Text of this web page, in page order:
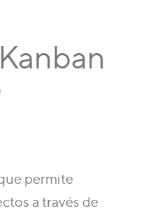
permite
a través de